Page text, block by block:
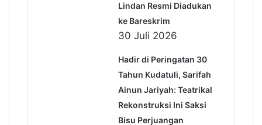
Lindan Resmi Diadukan
ke Bareskrim
30 Juli 2026
Hadir di Peringatan 30
Tahun Kudatuli, Sarifah
Ainun Jariyah: Teatrikal
Rekonstruksi Ini Saksi
Bisu Perjuangan